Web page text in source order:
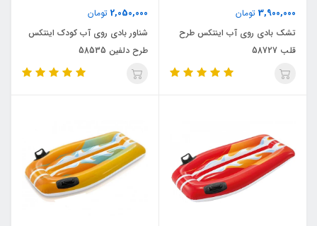
3,900,000 تومان
تشک بادی روی آب اینتکس طرح
قلب 58727
2,050,000 تومان
شناور بادی روی آب کودک اینتکس
طرح دلفین 58535